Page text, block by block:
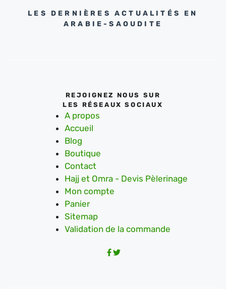
LES DERNIÈRES ACTUALITÉS EN
ARABIE-SAOUDITE
REJOIGNEZ NOUS SUR
LES RÉSEAUX SOCIAUX
A propos
Accueil
Blog
Boutique
Contact
Hajj et Omra - Devis Pèlerinage
Mon compte
Panier
Sitemap
Validation de la commande